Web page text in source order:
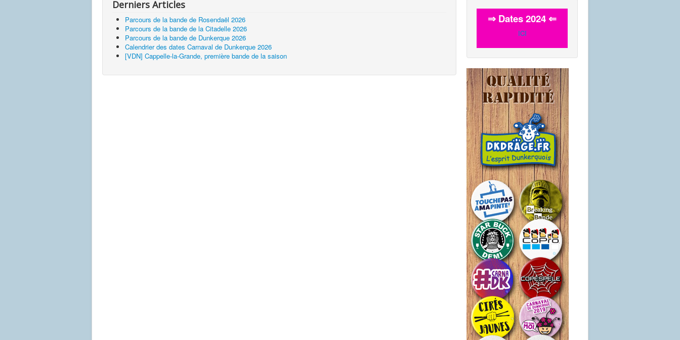
Derniers Articles
Parcours de la bande de Rosendaël 2026
Parcours de la bande de la Citadelle 2026
Parcours de la bande de Dunkerque 2026
Calendrier des dates Carnaval de Dunkerque 2026
[VDN] Cappelle-la-Grande, première bande de la saison
⇒ Dates 2024 ⇐
ICI